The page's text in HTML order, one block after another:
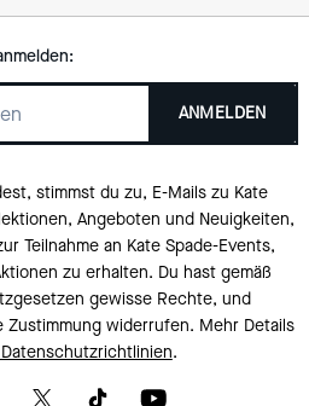
ANMELDEN
stimmst du zu, E-Mails zu Kate
Angeboten und Neuigkeiten,
Teilnahme an Kate Spade-Events,
zu erhalten. Du hast gemäß
gewisse Rechte, und
Zustimmung widerrufen. Mehr Details
.